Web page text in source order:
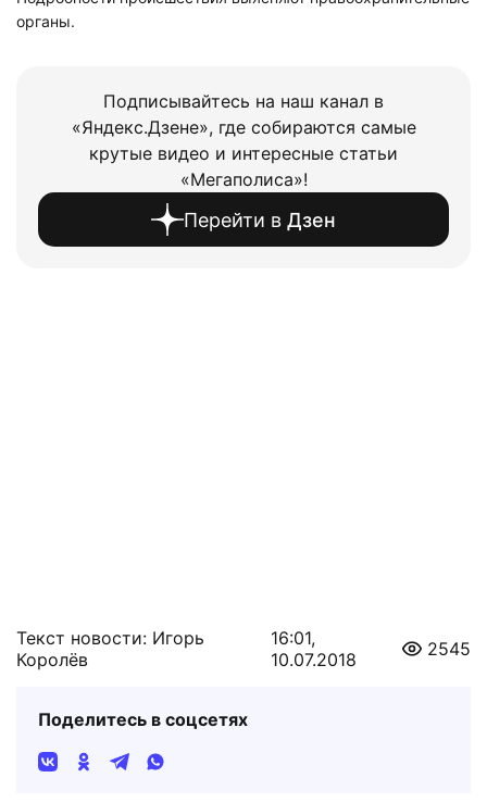
органы.
Подписывайтесь на наш канал в
«Яндекс.Дзене», где собираются самые
крутые видео и интересные статьи
«Мегаполиса»!
Перейти в Дзен
Текст новости: Игорь
Королёв
16:01,
10.07.2018
2545
Поделитесь в соцсетях